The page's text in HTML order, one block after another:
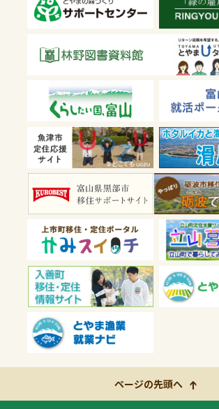
ページの先頭へ